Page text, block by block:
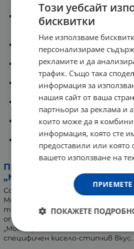
пикочна киселина в тялото.
Благоприятства
сърдечносъдовата система
ставите.
Подкрепя доброто
метаболизъм.
Спомага за по-бързо
циклите на съня.
Притежава успокояващ
мускулния дискомфорт след
Допринася за забавяне на
стареене.
Ускорява процесите на
след тренировки.
Укрепва защитните сили и
по естествен път.
Произход и
„Монморанси“:
Сортът произхожда от
Монморанси, разположена в
тези плодове са изключително
отглеждат масово в Северна
„Монморанси“ се отличава с
специфичен кисело-стипчив вкус.
Този уебсайт
бисквитки
Ние използваме
персонализираме
рекламите и да
трафик. Също така
информация за
нашия сайт от ваша
партньори за реклама и
които може да я
информация, която сте
предоставили или която
вашето използване на
ПОКАЖЕТЕ